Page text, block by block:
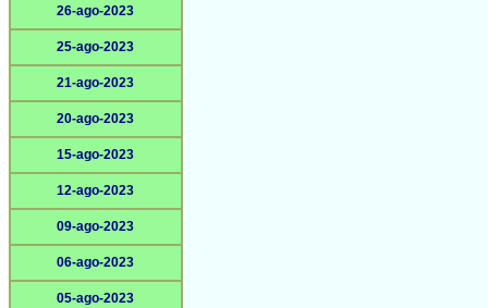
26-ago-2023
25-ago-2023
21-ago-2023
20-ago-2023
15-ago-2023
12-ago-2023
09-ago-2023
06-ago-2023
05-ago-2023